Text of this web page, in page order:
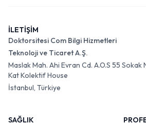
İLETİŞİM
Doktorsitesi Com Bilgi Hizmetleri
Teknoloji ve Ticaret A.Ş.
Maslak Mah. Ahi Evran Cd. A.O.S 55
Kat Kolektif House
İstanbul, Türkiye
SAĞLIK